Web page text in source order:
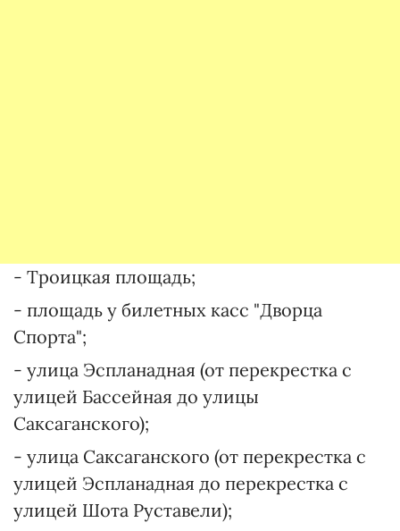
- Троицкая площадь;
- площадь у билетных касс "Дворца
Спорта";
- улица Эспланадная (от перекрестка с
улицей Бассейная до улицы
Саксаганского);
- улица Саксаганского (от перекрестка с
улицей Эспланадная до перекрестка с
улицей Шота Руставели);